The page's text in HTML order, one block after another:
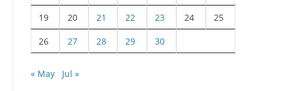
19 20 21 22 23 24 25
26 27 28 29 30
« May Jul »